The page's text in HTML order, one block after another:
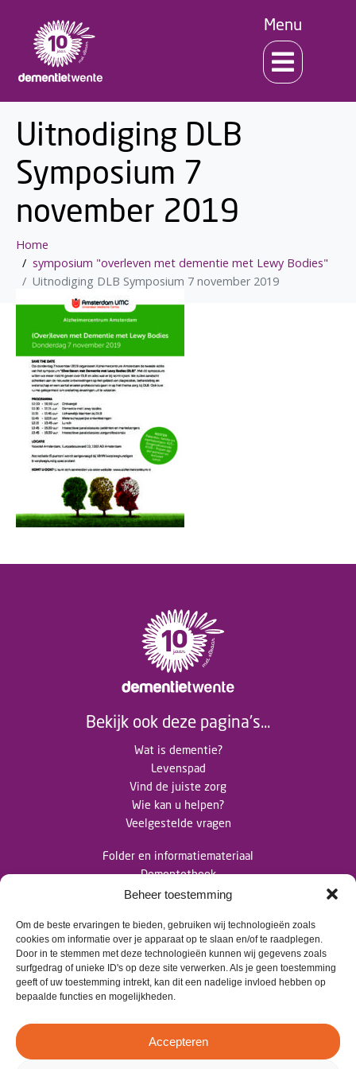
Beheer toestemming
Om de beste ervaringen te bieden, gebruiken wij technologieën zoals
cookies om informatie over je apparaat op te slaan en/of te raadplegen.
Door in te stemmen met deze technologieën kunnen wij gegevens zoals
surfgedrag of unieke ID's op deze site verwerken. Als je geen toestemming
geeft of uw toestemming intrekt, kan dit een nadelige invloed hebben op
bepaalde functies en mogelijkheden.
Accepteren
Menu
Uitnodiging DLB
Symposium 7
november 2019
Home
symposium "overleven met dementie met Lewy Bodies"
Uitnodiging DLB Symposium 7 november 2019
Bekijk ook deze pagina's...
Wat is dementie?
Levenspad
Vind de juiste zorg
Wie kan u helpen?
Veelgestelde vragen
Folder en informatiemateriaal
Dementotheek
Nieuwsberichten
Contact
>info@dementietwente.nl
>